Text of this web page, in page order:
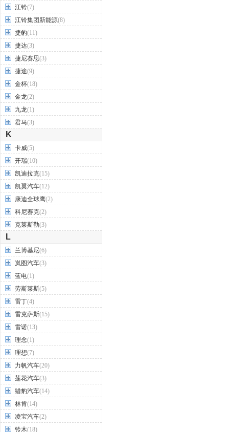
江铃(7)
江铃集团新能源(8)
捷豹(11)
捷达(3)
捷尼赛思(3)
捷途(9)
金杯(18)
金龙(2)
九龙(1)
君马(3)
K
卡威(5)
开瑞(10)
凯迪拉克(15)
凯翼汽车(12)
康迪全球鹰(2)
科尼赛克(2)
克莱斯勒(3)
L
兰博基尼(6)
岚图汽车(3)
蓝电(1)
劳斯莱斯(5)
雷丁(4)
雷克萨斯(15)
雷诺(13)
理念(1)
理想(7)
力帆汽车(20)
莲花汽车(3)
猎豹汽车(14)
林肯(14)
凌宝汽车(2)
铃木(18)